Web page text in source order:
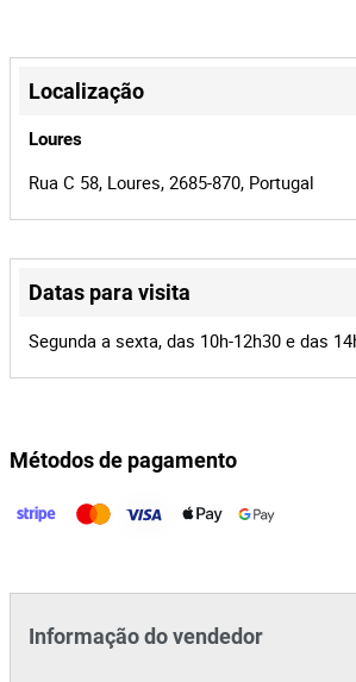
Lote Número 235
Referência 166757
Processo 21874/25
Id do leilão 41529
+
−
Leaflet
Localização
Loures
Rua C 58, Loures, 2685-870, Portugal
Datas para visita
Segunda a sexta, das 10h-12h30 e das
Métodos de pagamento
Informação do vendedor